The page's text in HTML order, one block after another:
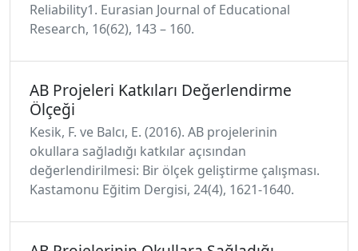
Reliability1. Eurasian Journal of Educational
Research, 16(62), 143 – 160.
AB Projeleri Katkıları Değerlendirme
Ölçeği
Kesik, F. ve Balcı, E. (2016). AB projelerinin
okullara sağladığı katkılar açısından
değerlendirilmesi: Bir ölçek geliştirme çalışması.
Kastamonu Eğitim Dergisi, 24(4), 1621-1640.